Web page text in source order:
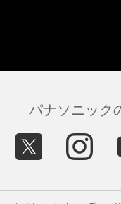
パナソニック